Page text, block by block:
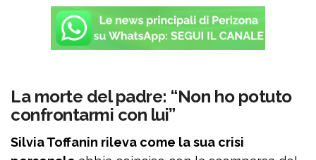
La morte del padre: “Non ho potuto
confrontarmi con lui”
Silvia Toffanin rileva come la sua crisi